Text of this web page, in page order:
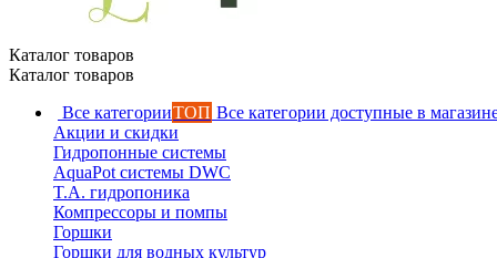
Каталог товаров
Каталог товаров
Все категорииТОП Все категории доступные в
Акции и скидки
Гидропонные системы
AquaPot системы DWC
T.A. гидропоника
Компрессоры и помпы
Горшки
Горшки для водных культур